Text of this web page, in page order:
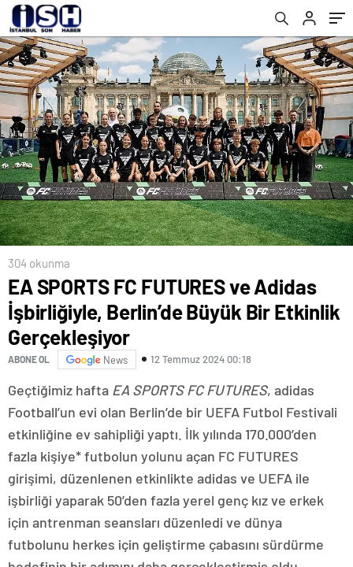
Gerçekleşiyor
304 okunma
EA SPORTS FC FUTURES ve Adidas
İşbirliğiyle, Berlin’de Büyük Bir Etkinlik
Gerçekleşiyor
ABONE OL News 12 Temmuz 2024 00:18
Geçtiğimiz hafta EA SPORTS FC FUTURES, adidas
Football’un evi olan Berlin’de bir UEFA Futbol Festivali
etkinliğine ev sahipliği yaptı. İlk yılında 170.000’den
fazla kişiye* futbolun yolunu açan FC FUTURES
girişimi, düzenlenen etkinlikte adidas ve UEFA ile
işbirliği yaparak 50’den fazla yerel genç kız ve erkek
için antrenman seansları düzenledi ve dünya
futbolunu herkes için geliştirme çabasını sürdürme